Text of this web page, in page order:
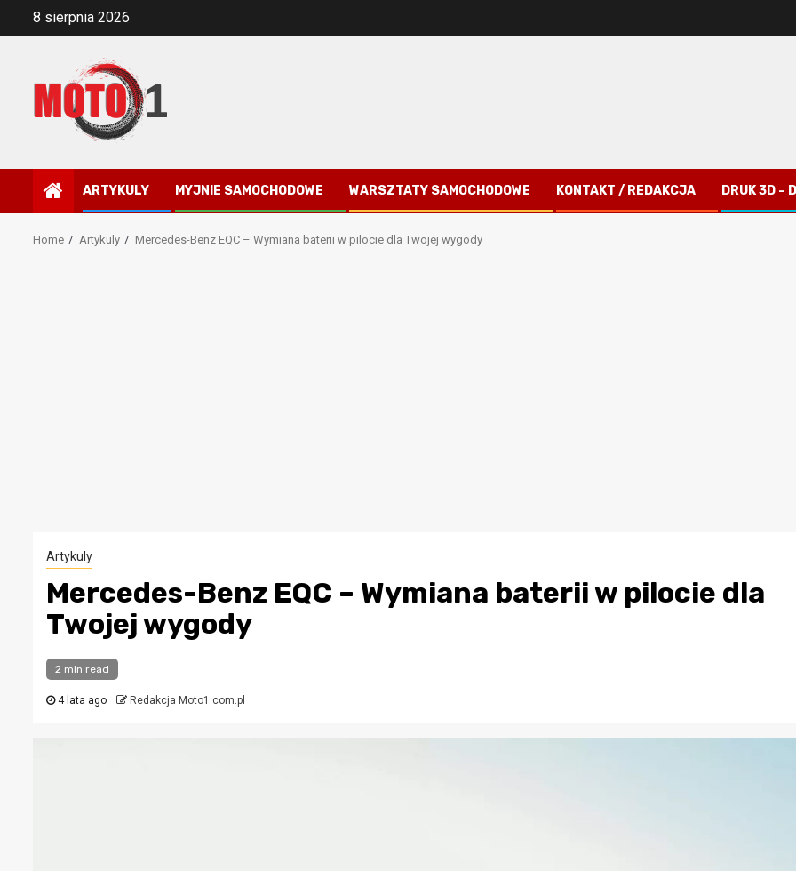
8 sierpnia 2026
ARTYKULY MYJNIE SAMOCHODOWE WARSZTATY SAMOCHODOWE KONTAKT / REDAKCJA DRUK 3D –
Home Artykuly Mercedes-Benz EQC – Wymiana baterii w pilocie dla Twojej wygody
Artykuly
Mercedes-Benz EQC – Wymiana baterii w pilocie dla
Twojej wygody
2 min read
4 lata ago Redakcja Moto1.com.pl